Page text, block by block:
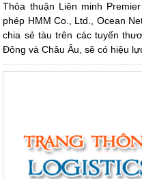
Thỏa thuận Liên minh
phép HMM Co., Ltd., Ocean
chia sẻ tàu trên các tuyến
Đông và Châu Âu, sẽ có hiệu